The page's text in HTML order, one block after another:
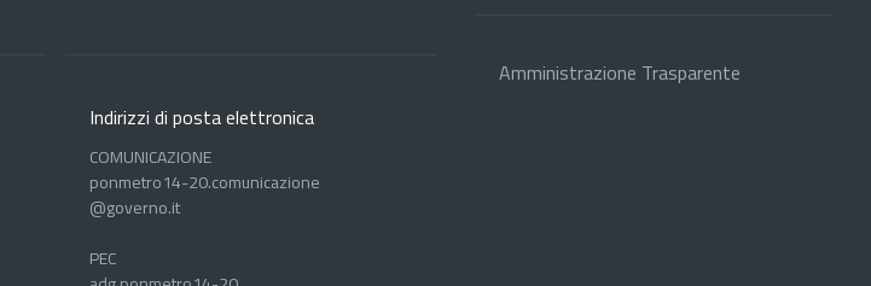
Indirizzi di posta elettronica
COMUNICAZIONE
ponmetro14-20.comunicazione
@governo.it
PEC
Amministrazione Trasparente